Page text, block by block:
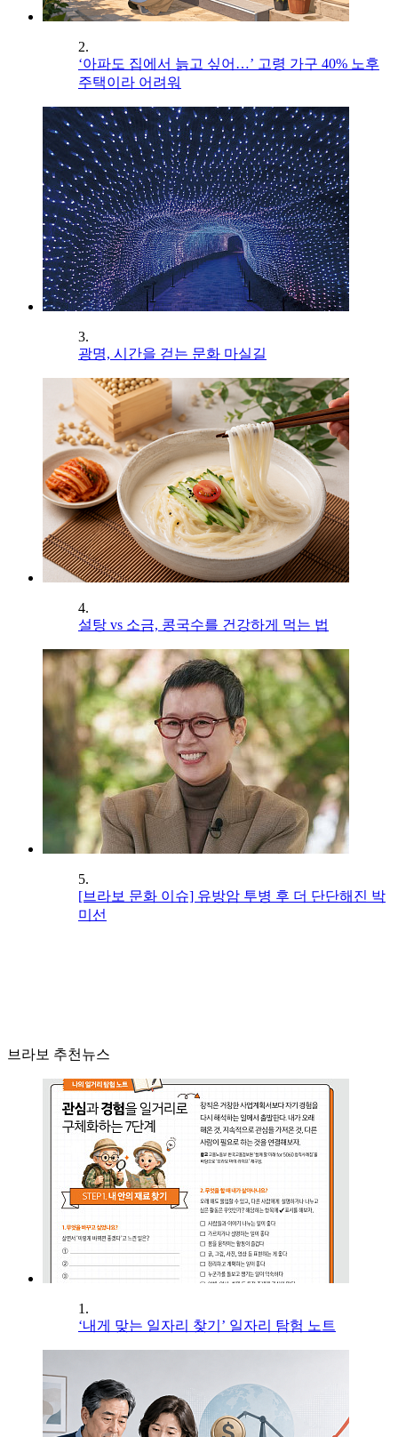
2.
‘아파도 집에서 늙고 싶어…’ 고령 가구 40% 노후
주택이라 어려워
3.
광명, 시간을 걷는 문화 마실길
4.
설탕 vs 소금, 콩국수를 건강하게 먹는 법
5.
[브라보 문화 이슈] 유방암 투병 후 더 단단해진 박
미선
브라보 추천뉴스
1.
‘내게 맞는 일자리 찾기’ 일자리 탐험 노트